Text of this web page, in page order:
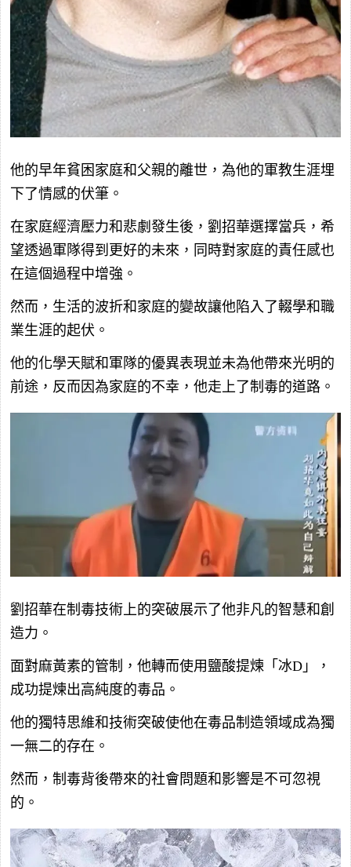
他的早年貧困家庭和父親的離世，為他的軍教生涯埋
下了情感的伏筆。
在家庭經濟壓力和悲劇發生後，劉招華選擇當兵，希
望透過軍隊得到更好的未來，同時對家庭的責任感也
在這個過程中增強。
然而，生活的波折和家庭的變故讓他陷入了輟學和職
業生涯的起伏。
他的化學天賦和軍隊的優異表現並未為他帶來光明的
前途，反而因為家庭的不幸，他走上了制毒的道路。
劉招華在制毒技術上的突破展示了他非凡的智慧和創
造力。
面對麻黃素的管制，他轉而使用鹽酸提煉「冰D」，
成功提煉出高純度的毒品。
他的獨特思維和技術突破使他在毒品制造領域成為獨
一無二的存在。
然而，制毒背後帶來的社會問題和影響是不可忽視
的。